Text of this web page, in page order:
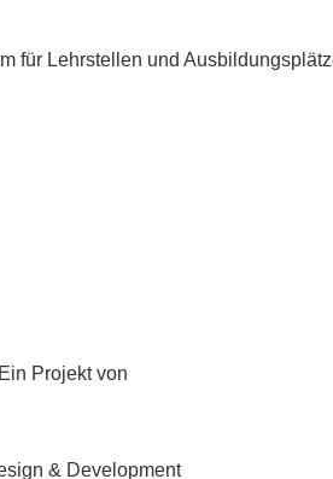
für Lehrstellen und
Ein Projekt von
& Development